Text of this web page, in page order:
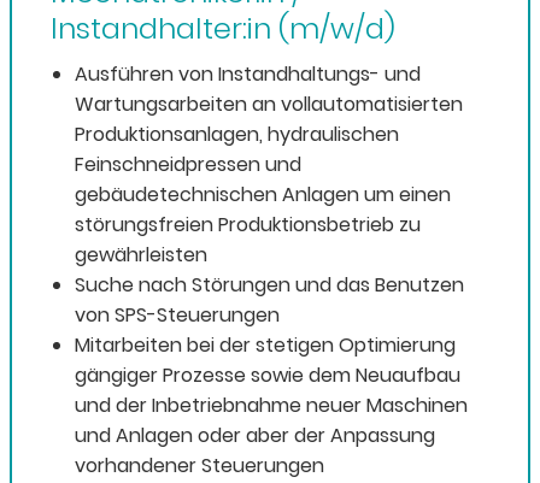
Instandhalter:in (m/w/d)
Ausführen von Instandhaltungs- und
Wartungsarbeiten an vollautomatisierten
Produktionsanlagen, hydraulischen
Feinschneidpressen und
gebäudetechnischen Anlagen um einen
störungsfreien Produktionsbetrieb zu
gewährleisten
Suche nach Störungen und das Benutzen
von SPS-Steuerungen
Mitarbeiten bei der stetigen Optimierung
gängiger Prozesse sowie dem Neuaufbau
und der Inbetriebnahme neuer Maschinen
und Anlagen oder aber der Anpassung
vorhandener Steuerungen